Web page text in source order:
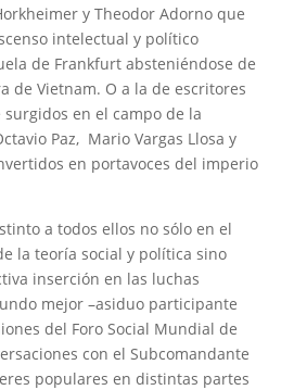
y Theodor Adorno que
intelectual y político
de Frankfurt absteniéndose de
de Vietnam. O a la de escritores
en el campo de la
Paz, Mario Vargas Llosa y
en portavoces del imperio
a todos ellos no sólo en el
la teoría social y política sino
inserción en las luchas
mejor –asiduo participante
del Foro Social Mundial de
con el Subcomandante
populares en distintas partes